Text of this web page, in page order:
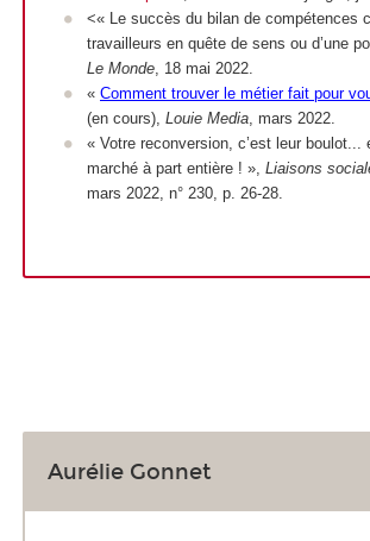
<« Le succès du bilan de compétences
travailleurs en quête de sens ou d’une
Le Monde, 18 mai 2022.
« Comment trouver le métier fait pour
(en cours), Louie Media, mars 2022.
« Votre reconversion, c’est leur boulot...
marché à part entière ! », Liaisons
mars 2022, n° 230, p. 26-28.
Aurélie Gonnet